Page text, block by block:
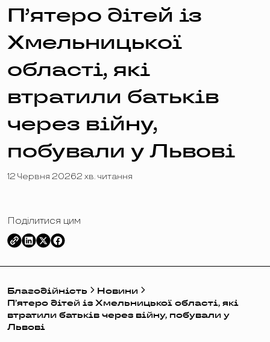
П’ятеро дітей із
Хмельницької
області, які
втратили батьків
через війну,
побували у Львові
12 Червня 20262 хв. читання
Поділитися цим
Благодійність
Новини
П’ятеро дітей із Хмельницької області, які
втратили батьків через війну, побували у
Львові